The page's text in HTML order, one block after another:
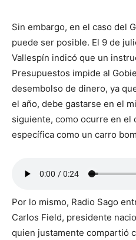
Sin embargo, en el caso del
puede ser posible. El 9 de
Vallespín indicó que un
Presupuestos impide al
desembolso de dinero, ya
el año, debe gastarse en el
siguiente, como ocurre en el
específica como un carro
Por lo mismo, Radio Sago
Carlos Field, presidente
quien justamente compartió